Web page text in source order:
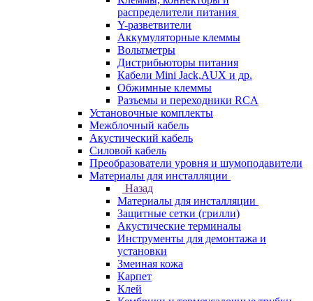
распределители питания
Y-разветвители
Аккумуляторные клеммы
Вольтметры
Дистрибьюторы питания
Кабели Mini Jack,AUX и др.
Обжимные клеммы
Разъемы и переходники RCA
Установочные комплекты
Межблочный кабель
Акустический кабель
Силовой кабель
Преобразователи уровня и шумоподавители
Материалы для инсталляции
Назад
Материалы для инсталляции
Защитные сетки (грилли)
Акустические терминалы
Инструменты для демонтажа и
установки
Змеиная кожа
Карпет
Клей